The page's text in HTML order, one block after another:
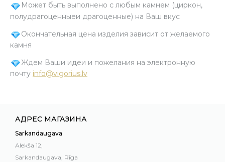
Может быть выполнено с любым камнем (циркон,
полудрагоценныеи драгоценные) на Ваш вкус
Окончательная цена изделия зависит от желаемого
камня
Ждем Ваши идеи и пожелания на электронную
почту info@vigorius.lv
АДРЕС МАГАЗИНА
Sarkandaugava
Alekša 12,
Sarkandaugava, Rīga